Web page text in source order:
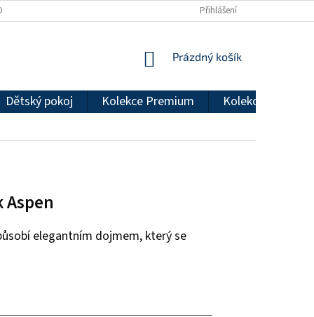
OCHRANY OSOBNÍCH ÚDAJŮ REKLAMAČNÍ ŘÁD
Přihlášení
NÁKUPNÍ
Prázdný košík
Dětský pokoj Kolekce Premium Kolekce
elegantním dojmem, který se